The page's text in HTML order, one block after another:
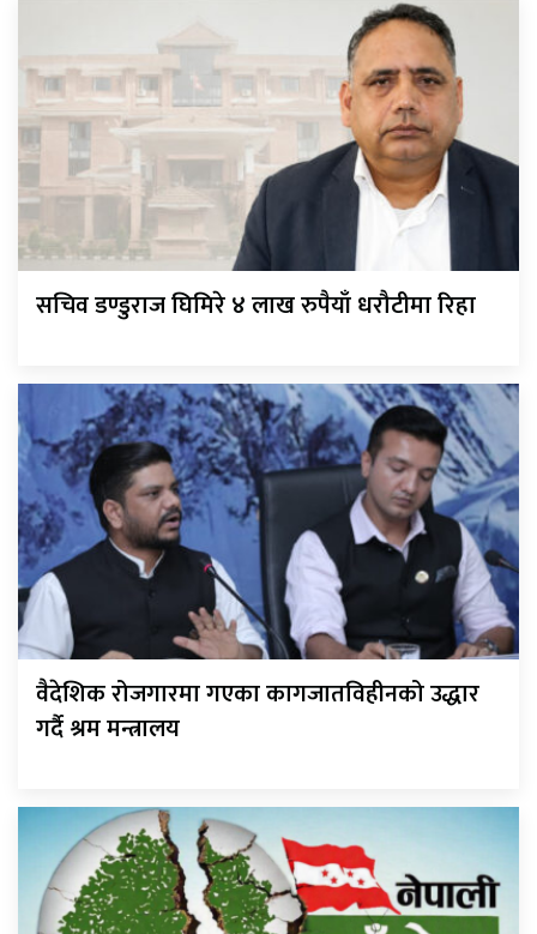
सचिव डण्डुराज घिमिरे ४ लाख रुपैयाँ धरौटीमा रिहा
वैदेशिक रोजगारमा गएका कागजातविहीनको उद्धार
गर्दै श्रम मन्त्रालय